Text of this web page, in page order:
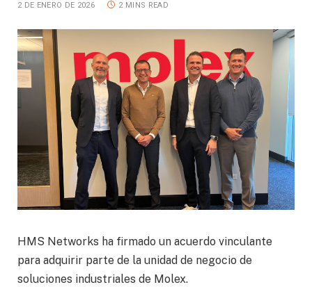
2 DE ENERO DE 2026 2 MINS READ
HMS Networks ha firmado un acuerdo vinculante
para adquirir parte de la unidad de negocio de
soluciones industriales de Molex.